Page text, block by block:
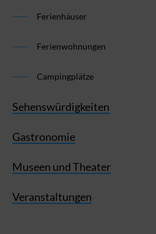
Ferienhäuser
Ferienwohnungen
Campingplätze
Sehenswürdigkeiten
Gastronomie
Museen und Theater
Veranstaltungen